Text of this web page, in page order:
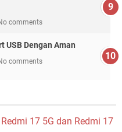
comments
USB Dengan Aman
comments
17 5G dan Redmi 17